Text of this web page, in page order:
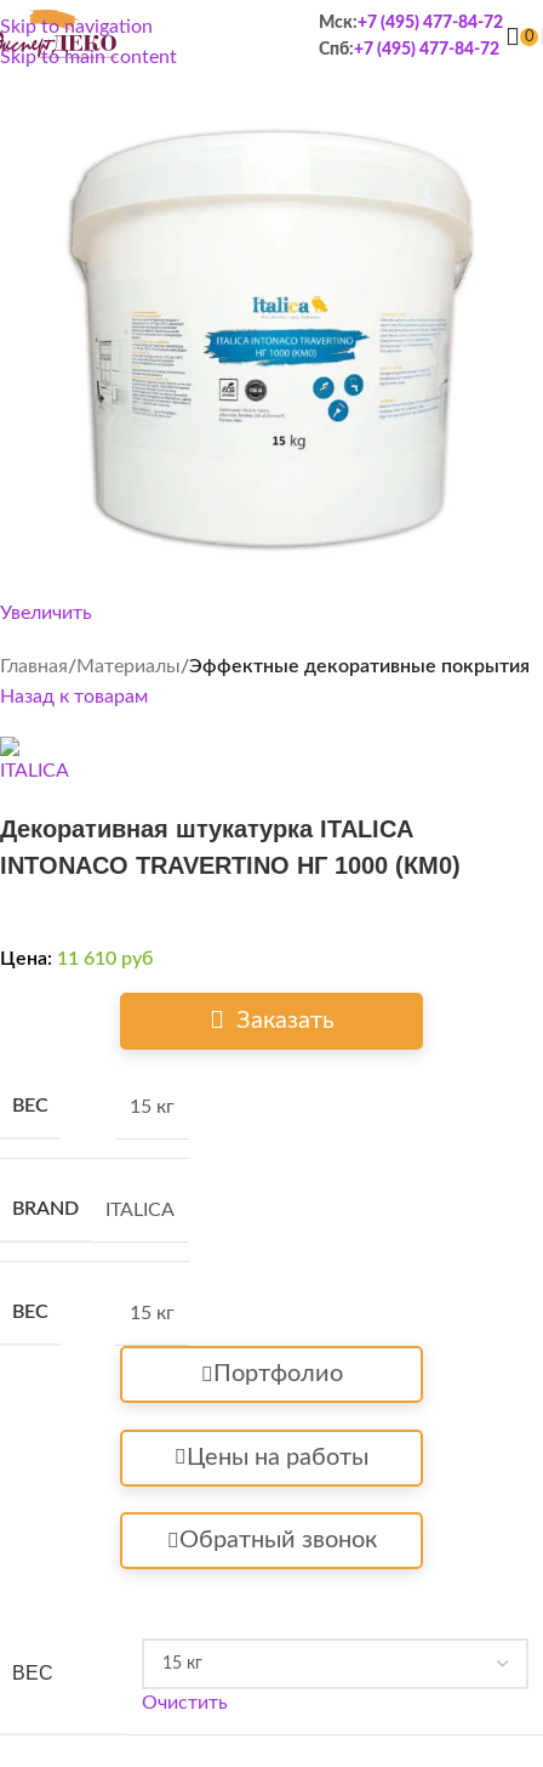
Skip to navigation
Skip to main content
Мск:+7 (495) 477-84-72
Спб:+7 (495) 477-84-72
0
Увеличить
Главная Материалы Эффектные декоративные покрытия
Назад к товарам
Декоративная штукатурка ITALICA
INTONACO TRAVERTINO НГ 1000 (КМ0)
Цена: 11 610 руб
Заказать
ВЕС 15 кг
BRAND ITALICA
ВЕС 15 кг
Портфолио
Цены на работы
Обратный звонок
ВЕС
Очистить